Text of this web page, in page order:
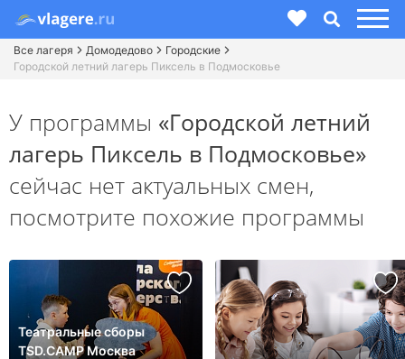
Все лагеря Домодедово
Городские
Городской летний лагерь Пиксель в Подмосковье
У программы «Городской летний
лагерь Пиксель в Подмосковье»
сейчас нет актуальных смен,
посмотрите похожие программы
Театральные сборы
TSD.CAMP Москва